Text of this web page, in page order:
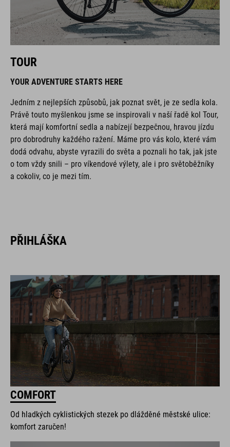
TOUR
YOUR ADVENTURE STARTS HERE
Jedním z nejlepších způsobů, jak poznat svět, je ze sedla kola.
Právě touto myšlenkou jsme se inspirovali v naší řadě kol Tour,
která mají komfortní sedla a nabízejí bezpečnou, hravou jízdu
pro dobrodruhy každého ražení. Máme pro vás kolo, které vám
dodá odvahu, abyste vyrazili do světa a poznali ho tak, jak jste
o tom vždy snili – pro víkendové výlety, ale i pro světoběžníky
a cokoliv, co je mezi tím.
PŘIHLÁŠKA
COMFORT
Od hladkých cyklistických stezek po dlážděné městské ulice:
komfort zaručen!